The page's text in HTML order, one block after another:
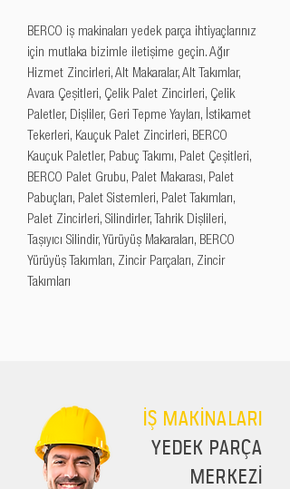
BERCO iş makinaları yedek parça ihtiyaçlarınız
için mutlaka bizimle iletişime geçin. Ağır
Hizmet Zincirleri, Alt Makaralar, Alt Takımlar,
Avara Çeşitleri, Çelik Palet Zincirleri, Çelik
Paletler, Dişliler, Geri Tepme Yayları, İstikamet
Tekerleri, Kauçuk Palet Zincirleri, BERCO
Kauçuk Paletler, Pabuç Takımı, Palet Çeşitleri,
BERCO Palet Grubu, Palet Makarası, Palet
Pabuçları, Palet Sistemleri, Palet Takımları,
Palet Zincirleri, Silindirler, Tahrik Dişlileri,
Taşıyıcı Silindir, Yürüyüş Makaraları, BERCO
Yürüyüş Takımları, Zincir Parçaları, Zincir
Takımları
İŞ MAKİNALARI
YEDEK PARÇA
MERKEZİ